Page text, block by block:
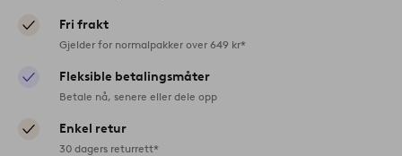
Fri frakt
Gjelder for normalpakker over 649 kr*
Fleksible betalingsmåter
Betale nå, senere eller dele opp
Enkel retur
30 dagers returrett*